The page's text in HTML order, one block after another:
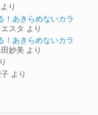
より
！あきらめないカラ
スタ より
！あきらめないカラ
妙美 より
より